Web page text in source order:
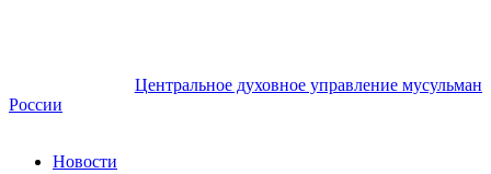
Центральное духовное управление мусульман
России
Новости